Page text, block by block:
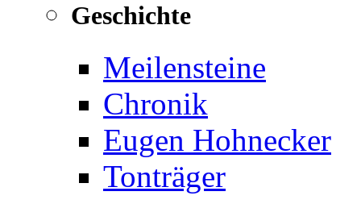
Geschichte
Meilensteine
Chronik
Eugen Hohnecker
Tonträger